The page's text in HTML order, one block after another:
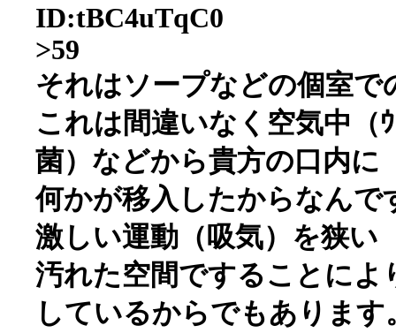
ID:tBC4uTqC0
>59
それはソープなどの個室で
これは間違いなく空気中（
菌）などから貴方の口内に
何かが移入したからなんで
激しい運動（吸気）を狭い
汚れた空間ですることによ
しているからでもあります